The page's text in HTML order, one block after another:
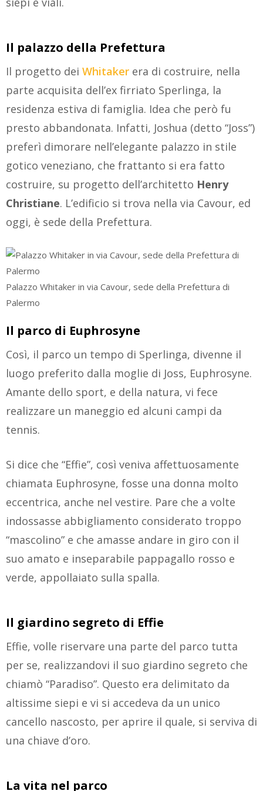
Il palazzo della Prefettura
Il progetto dei Whitaker era di costruire, nella
parte acquisita dell’ex firriato Sperlinga, la
residenza estiva di famiglia. Idea che però fu
presto abbandonata. Infatti, Joshua (detto “Joss”)
preferì dimorare nell’elegante palazzo in stile
gotico veneziano, che frattanto si era fatto
costruire, su progetto dell’architetto Henry
Christiane. L’edificio si trova nella via Cavour, ed
oggi, è sede della Prefettura.
Palazzo Whitaker in via Cavour, sede della Prefettura di
Palermo
Il parco di Euphrosyne
Così, il parco un tempo di Sperlinga, divenne il
luogo preferito dalla moglie di Joss, Euphrosyne.
Amante dello sport, e della natura, vi fece
realizzare un maneggio ed alcuni campi da
tennis.
Si dice che “Effie”, così veniva affettuosamente
chiamata Euphrosyne, fosse una donna molto
eccentrica, anche nel vestire. Pare che a volte
indossasse abbigliamento considerato troppo
“mascolino” e che amasse andare in giro con il
suo amato e inseparabile pappagallo rosso e
verde, appollaiato sulla spalla.
Il giardino segreto di Effie
Effie, volle riservare una parte del parco tutta
per se, realizzandovi il suo giardino segreto che
chiamò “Paradiso”. Questo era delimitato da
altissime siepi e vi si accedeva da un unico
cancello nascosto, per aprire il quale, si serviva di
una chiave d’oro.
La vita nel parco